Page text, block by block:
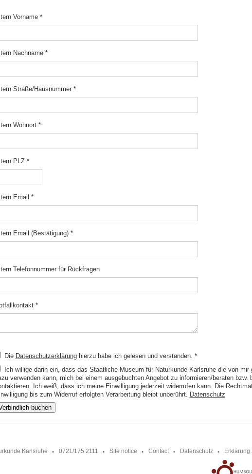
Vorname *
Nachname *
Straße/Hausnummer *
Wohnort *
PLZ *
Email *
Email (Bestätigung) *
Telefonnummer für Rückfragen
*
Die Datenschutzerklärunghierzu habe ich gelesen und verstanden. *
Ich willige darin ein, dass das Staatliche Museum für Naturkunde Karlsruhe die von mir
verwenden kann, mich bei einem ausgebuchten Angebot zu informieren/beraten bzw.
Ich weiß, dass ich meine Einwilligung jederzeit widerrufen kann. Die
bis zum Widerruf erfolgten Verarbeitung bleibt unberührt. Datenschutz
buchen
Karlsruhe 0721/175 2111 Site notice Contact Datenschutz Erklärung